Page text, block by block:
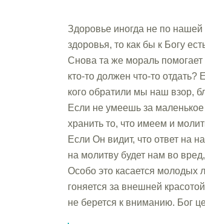
Здоровье иногда не по нашей
здоровья, то как бы к Богу
Снова та же мораль помогает
кто-то должен что-то
кого обратили мы наш взор,
Если не умеешь за
хранить то, что имеем и
Если Он видит, что ответ на
на молитву будет нам во
Особо это касается молодых
гоняется за внешней
не берется к вниманию. Бог